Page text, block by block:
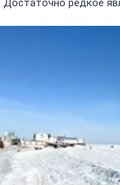
Достаточно редкое